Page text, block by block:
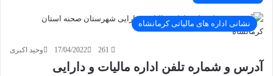
نشانی اداره های مالیاتی کرمانشاه
وحید اکبری 17/04/2022
آدرس و شماره تلفن اداره مالیات و دارایی